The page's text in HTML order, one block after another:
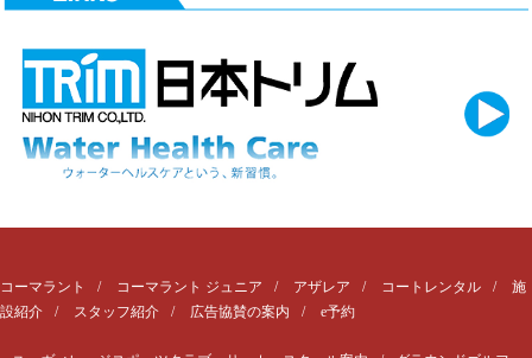
コーマラント コーマラント ジュニア アザレア コートレンタル
施
設紹介
スタッフ紹介 広告協賛の案内 e予約